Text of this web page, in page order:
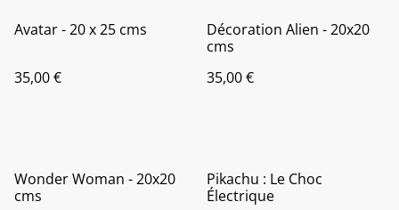
Avatar - 20 x 25 cms
35,00 €
Décoration Alien - 20x20
cms
35,00 €
Wonder Woman - 20x20
cms
Pikachu : Le Choc
Électrique